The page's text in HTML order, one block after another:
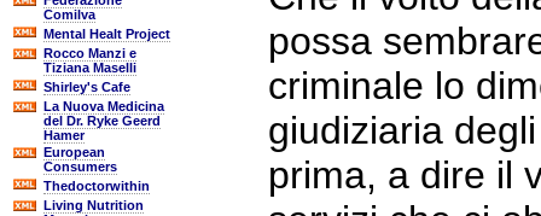
Comilva
Mental Healt Project
Rocco Manzi e
Tiziana Maselli
Shirley's Cafe
La Nuova Medicina
del Dr. Ryke Geerd
Hamer
European
Consumers
Thedoctorwithin
Living Nutrition
possa
criminale lo
giudiziaria
prima, a dire il